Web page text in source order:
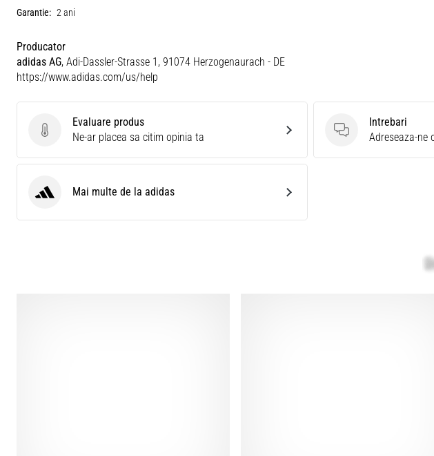
Garantie: 2 ani
Producator
adidas AG, Adi-Dassler-Strasse 1, 91074 Herzogenaurach - DE
https://www.adidas.com/us/help
Evaluare produs
Evaluare produs
Ne-ar placea sa citim opinia ta
Intrebari
Intrebari
Adreseaza-ne
adidas Mai multe de la adidas